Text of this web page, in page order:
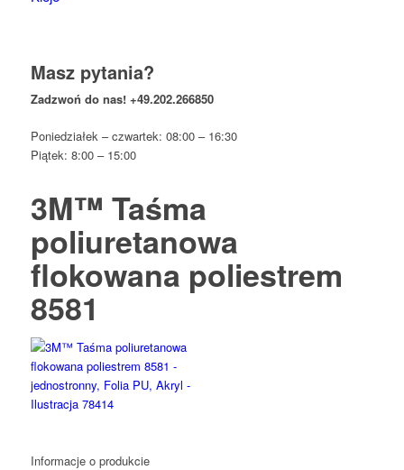
Masz pytania?
Zadzwoń do nas! +49.202.266850
Poniedziałek – czwartek: 08:00 – 16:30
Piątek: 8:00 – 15:00
3M™ Taśma
poliuretanowa
flokowana poliestrem
8581
Informacje o produkcie